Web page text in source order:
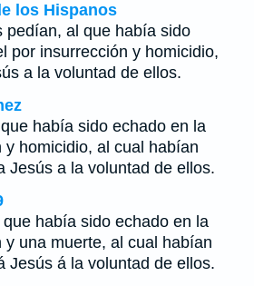
los Hispanos
pedían, al que había sido
por insurrección y homicidio,
a la voluntad de ellos.
había sido echado en la
y homicidio, al cual habían
Jesús a la voluntad de ellos.
había sido echado en la
y una muerte, al cual habían
Jesús á la voluntad de ellos.